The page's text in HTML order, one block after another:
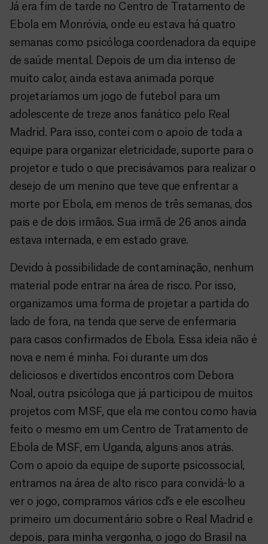
Já era fim de tarde no Centro de Tratamento de
Ebola em Monróvia, onde eu estava há quatro
semanas como psicóloga coordenadora da equipe
de saúde mental. Depois de um dia intenso de
muito calor, ainda estava animada porque
projetaríamos um jogo de futebol para um
adolescente de treze anos fanático pelo Real
Madrid. Para isso, contei com o apoio de toda a
equipe para organizar eletricidade, suporte para o
projetor e tudo o que precisávamos para realizar o
desejo de um menino que teve que enfrentar a
morte por Ebola, em menos de três semanas, dos
pais e de dois irmãos. Sua irmã de 26 anos ainda
estava internada, e em estado grave.
Devido à possibilidade de contaminação, nenhum
material pode entrar na área de risco. Por isso,
organizamos uma forma de projetar a partida do
lado de fora, na tenda que serve de enfermaria
para casos confirmados de Ebola. Essa ideia não é
nova e nem é minha. Foi durante um dos
deliciosos e divertidos encontros com Debora
Noal, outra psicóloga que já participou de muitos
projetos com MSF, que ela me contou como havia
feito o mesmo em um Centro de Tratamento de
Ebola de MSF, em Uganda, alguns anos atrás.
Com o apoio da equipe de suporte psicossocial,
entramos na área de alto risco para convidá-lo a
ver o jogo, compramos vários cd’s e ele escolheu
primeiro um documentário sobre o Real Madrid e
depois, para minha vergonha, o jogo do Brasil na